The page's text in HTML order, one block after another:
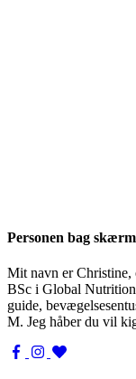
Personen bag
Mit navn er Christine,
BSc i Global Nutrition
guide,
M. Jeg håber du vil